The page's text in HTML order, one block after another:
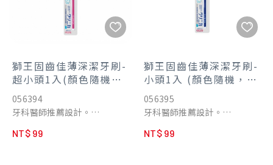
不易外翻，更持久耐用
刷毛具快乾特性，使用後迅速
・牙周抗敏牙刷 - 內長外柔雙
層植毛，中央長細毛溫柔潔淨
退縮牙齦所暴露的牙齒敏感
處，外緣較短柔細毛溫和呵護
弱化牙齦。
- 推薦人群 : 自覺牙齒敏感 / 酸
•刷毛具快乾特性，使用後迅
速乾燥，不易滋生細菌。
獅王固齒佳薄深潔牙刷-
超小頭1入(顏色隨機，
不挑款)
056394
牙科醫師推薦設計。
頭僅2.6mm，極細刷頸僅
NT$ 99
獅王固齒佳薄深潔牙刷-
小頭1入 (顏色隨機，不
挑款)
056395
牙科醫師推薦設計。
頭僅2.6mm，極細刷頸僅
NT$ 99